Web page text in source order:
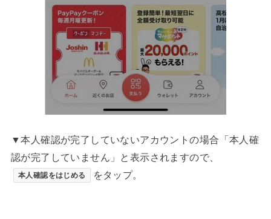
▼本人確認が完了していないアカウントの場合「本人確
認が完了していません」と表示されますので、
本人確認をはじめる をタップ。